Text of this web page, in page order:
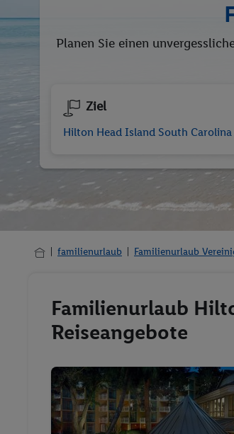
Planen Sie einen
Ziel
familienurlaub Familienurlaub
Familienurlaub
Reiseangebote